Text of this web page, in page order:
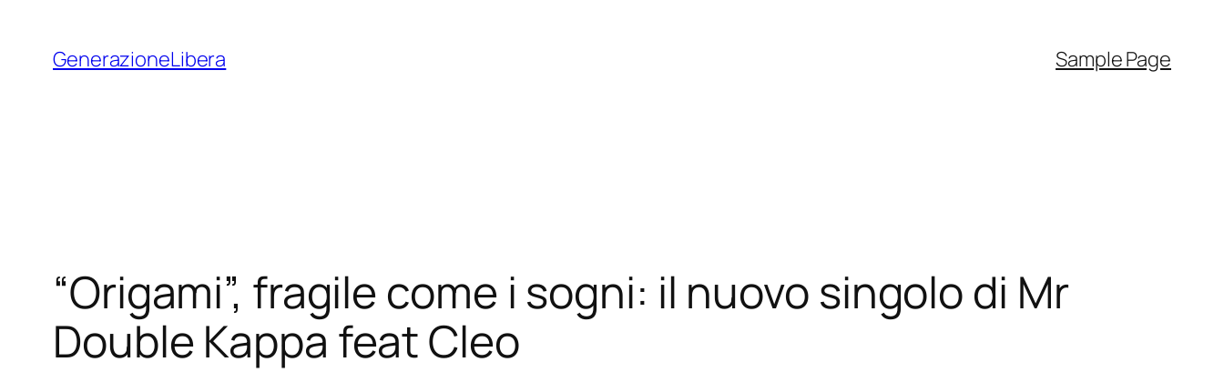
contenuto
GenerazioneLibera Sample Page
“Origami”, fragile come i sogni: il nuovo singolo di Mr
Double Kappa feat Cleo